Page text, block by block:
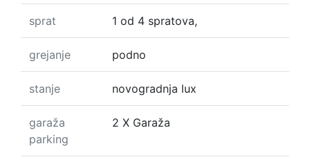
sprat 1 od 4 spratova,
grejanje podno
stanje novogradnja lux
garaža
parking
2 X Garaža